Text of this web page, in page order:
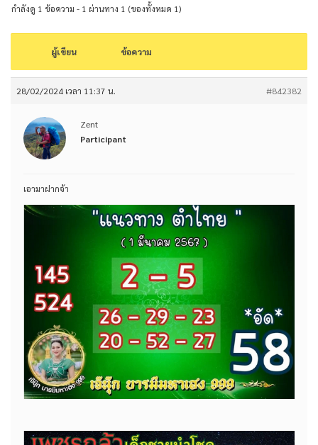
กำลังดู 1 ข้อความ - 1 ผ่านทาง 1 (ของทั้งหมด 1)
ผู้เขียน ข้อความ
28/02/2024 เวลา 11:37 น. #842382
Zent
Participant
เอามาฝากจ้า